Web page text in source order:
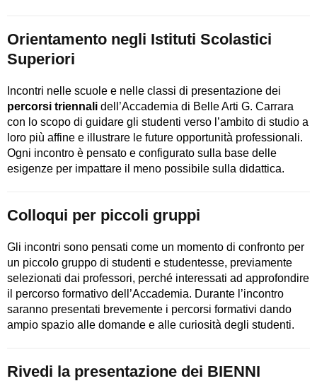
Orientamento negli Istituti Scolastici
Superiori
Incontri nelle scuole e nelle classi di presentazione dei
percorsi triennali dell’Accademia di Belle Arti G. Carrara
con lo scopo di guidare gli studenti verso l’ambito di studio a
loro più affine e illustrare le future opportunità professionali.
Ogni incontro è pensato e configurato sulla base delle
esigenze per impattare il meno possibile sulla didattica.
Colloqui per piccoli gruppi
Gli incontri sono pensati come un momento di confronto per
un piccolo gruppo di studenti e studentesse, previamente
selezionati dai professori, perché interessati ad approfondire
il percorso formativo dell’Accademia. Durante l’incontro
saranno presentati brevemente i percorsi formativi dando
ampio spazio alle domande e alle curiosità degli studenti.
Rivedi la presentazione dei BIENNI